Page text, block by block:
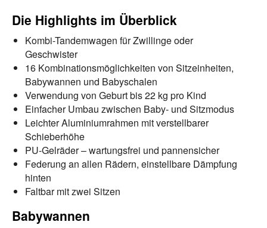
Die Highlights im Überblick
Kombi-Tandemwagen für Zwillinge oder
Geschwister
16 Kombinationsmöglichkeiten von Sitzeinheiten,
Babywannen und Babyschalen
Verwendung von Geburt bis 22 kg pro Kind
Einfacher Umbau zwischen Baby- und Sitzmodus
Leichter Aluminiumrahmen mit verstellbarer
Schieberhöhe
PU-Gelräder – wartungsfrei und pannensicher
Federung an allen Rädern, einstellbare Dämpfung
hinten
Faltbar mit zwei Sitzen
Babywannen